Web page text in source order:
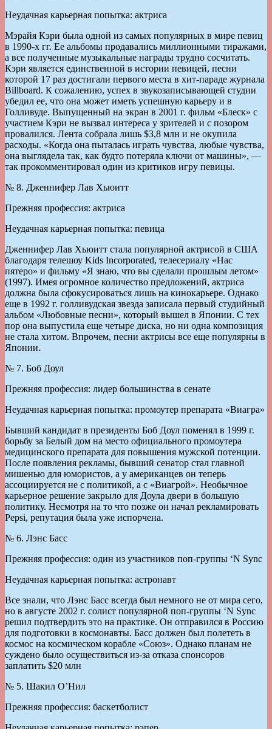
Неудачная карьерная попытка: актриса
Мэрайя Кэри была одной из самых популярных в мире певиц
в 1990-х гг. Ее альбомы продавались миллионными тиражами,
а все полученные музыкальные награды трудно сосчитать.
Кэри является единственной в истории певицей, песни
которой 17 раз достигали первого места в хит-параде журнала
Billboard. К сожалению, успех в звукозаписывающей студии
убедил ее, что она может иметь успешную карьеру и в
Голливуде. Выпущенный на экран в 2001 г. фильм «Блеск» с
участием Кэри не вызвал интереса у зрителей и с позором
провалился. Лента собрала лишь $3,8 млн и не окупила
расходы. «Когда она пыталась играть чувства, любые чувства,
она выглядела так, как будто потеряла ключи от машины», —
так прокомментировал один из критиков игру певицы.
№ 8. Дженнифер Лав Хьюитт
Прежняя профессия: актриса
Неудачная карьерная попытка: певица
Дженнифер Лав Хьюитт стала популярной актрисой в США
благодаря телешоу Kids Incorporated, телесериалу «Нас
пятеро» и фильму «Я знаю, что вы сделали прошлым летом»
(1997). Имея огромное количество предложений, актриса
должна была сфокусироваться лишь на кинокарьере. Однако
еще в 1992 г. голливудская звезда записала первый студийный
альбом «Любовные песни», который вышел в Японии. С тех
пор она выпустила еще четыре диска, но ни одна композиция
не стала хитом. Впрочем, песни актрисы все еще популярны в
Японии.
№ 7. Боб Доул
Прежняя профессия: лидер большинства в сенате
Неудачная карьерная попытка: промоутер препарата «Виагра»
Бывший кандидат в президенты Боб Доул поменял в 1999 г.
борьбу за Белый дом на место официального промоутера
медицинского препарата для повышения мужской потенции.
После появления рекламы, бывший сенатор стал главной
мишенью для юмористов, а у американцев он теперь
ассоциируется не с политикой, а с «Виагрой». Необычное
карьерное решение закрыло для Доула двери в большую
политику. Несмотря на то что позже он начал рекламировать
Pepsi, репутация была уже испорчена.
№ 6. Лэнс Басс
Прежняя профессия: один из участников поп-группы ‘N Sync
Неудачная карьерная попытка: астронавт
Все знали, что Лэнс Басс всегда был немного не от мира сего,
но в августе 2002 г. солист популярной поп-группы ‘N Sync
решил подтвердить это на практике. Он отправился в Россию
для подготовки в космонавты. Басс должен был полететь в
космос на космическом корабле «Союз». Однако планам не
суждено было осуществиться из-за отказа спонсоров
заплатить $20 млн
№ 5. Шакил О’Нил
Прежняя профессия: баскетболист